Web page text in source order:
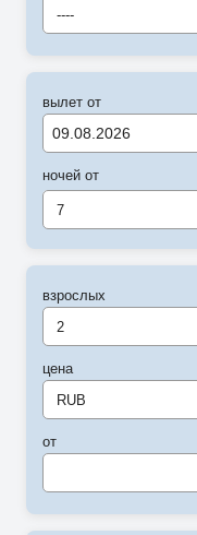
----
вылет от
ночей от
7
взрослых
цена
от